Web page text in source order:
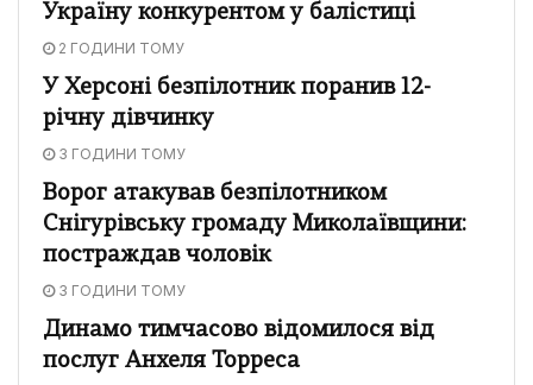
Україну конкурентом у балістиці
2 ГОДИНИ ТОМУ
У Херсоні безпілотник поранив 12-
річну дівчинку
3 ГОДИНИ ТОМУ
Ворог атакував безпілотником
Снігурівську громаду Миколаївщини:
постраждав чоловік
3 ГОДИНИ ТОМУ
Динамо тимчасово відомилося від
послуг Анхеля Торреса